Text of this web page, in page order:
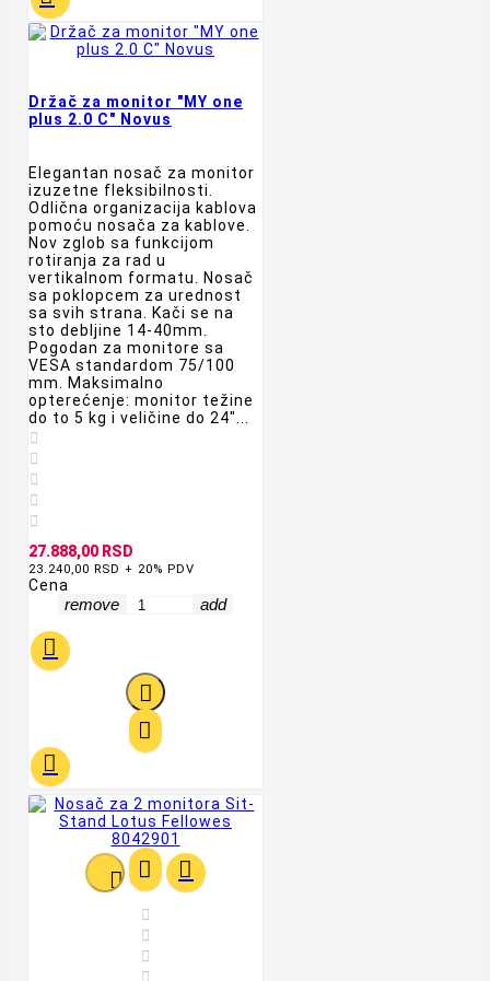
Držač za monitor "MY one
plus 2.0 C" Novus
Elegantan nosač za monitor
izuzetne fleksibilnosti.
Odlična organizacija kablova
pomoću nosača za kablove.
Nov zglob sa funkcijom
rotiranja za rad u
vertikalnom formatu. Nosač
sa poklopcem za urednost
sa svih strana. Kači se na
sto debljine 14-40mm.
Pogodan za monitore sa
VESA standardom 75/100
mm. Maksimalno
opterećenje: monitor težine
do to 5 kg i veličine do 24"...





27.888,00 RSD
23.240,00 RSD + 20% PDV
Cena
remove add




  



